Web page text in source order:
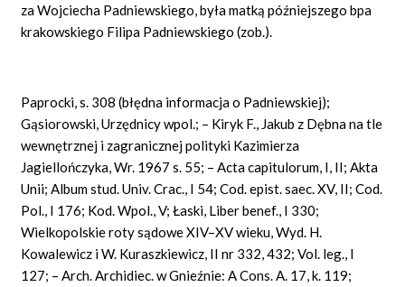
za Wojciecha Padniewskiego, była matką późniejszego bpa
krakowskiego Filipa Padniewskiego (zob.).
Paprocki, s. 308 (błędna informacja o Padniewskiej);
Gąsiorowski, Urzędnicy wpol.; – Kiryk F., Jakub z Dębna na tle
wewnętrznej i zagranicznej polityki Kazimierza
Jagiellończyka, Wr. 1967 s. 55; – Acta capitulorum, I, II; Akta
Unii; Album stud. Univ. Crac., I 54; Cod. epist. saec. XV, II; Cod.
Pol., I 176; Kod. Wpol., V; Łaski, Liber benef., I 330;
Wielkopolskie roty sądowe XIV–XV wieku, Wyd. H.
Kowalewicz i W. Kuraszkiewicz, II nr 332, 432; Vol. leg., I
127; – Arch. Archidiec. w Gnieźnie: A Cons. A. 17, k. 119;